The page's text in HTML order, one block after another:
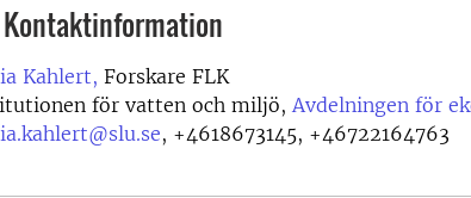
Kontaktinformation
Kahlert, Forskare FLK
för vatten och miljö, Avdelningen för
, +4618673145, +46722164763